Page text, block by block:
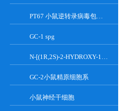
PT67 小鼠逆转录病毒包装细胞系
GC-1 spg
N-[(1R,2S)-2-HYDROXY-1-HYDROXYMETHYL-2-(2-TRIDECYL-1-CYCLOPROPENYL)ETHYL]OCT;GT-11
GC-2小鼠精原细胞系
小鼠神经干细胞